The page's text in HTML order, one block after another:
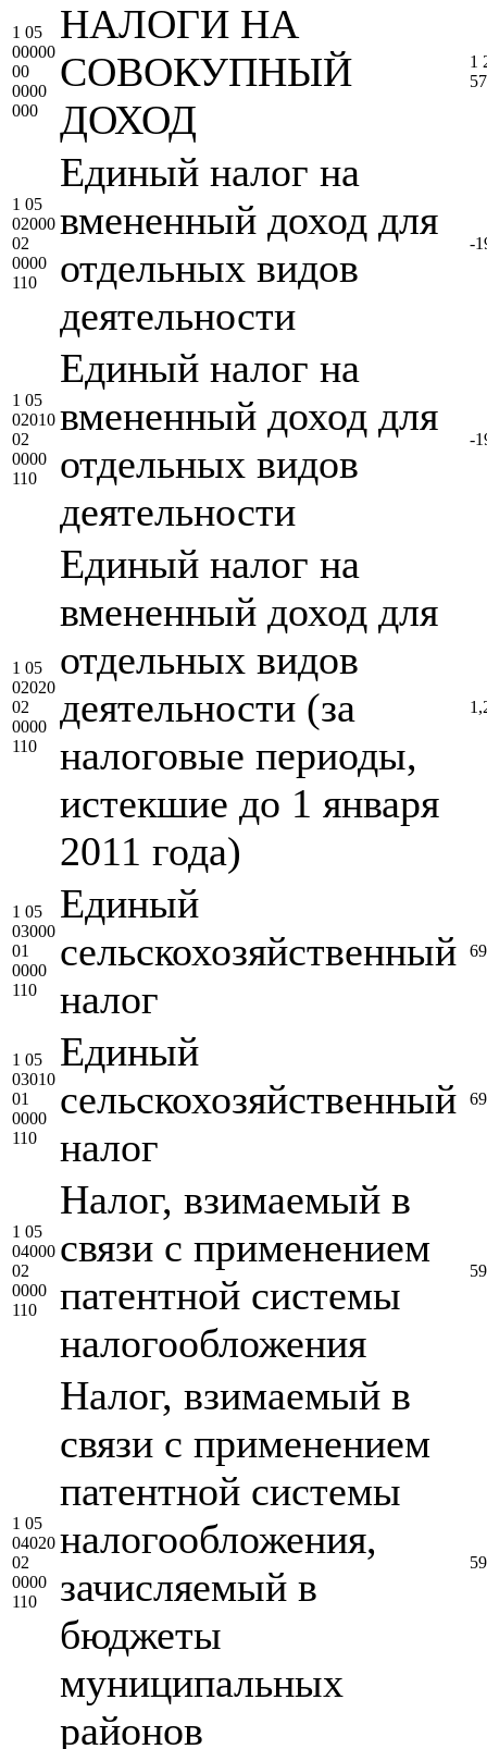
1 05
00000
00
0000
000
НАЛОГИ НА
СОВОКУПНЫЙ
ДОХОД
1
1 05
02000
02
0000
110
Единый налог на
вмененный доход для
отдельных видов
деятельности
-
1 05
02010
02
0000
110
Единый налог на
вмененный доход для
отдельных видов
деятельности
-
1 05
02020
02
0000
110
Единый налог на
вмененный доход для
отдельных видов
деятельности (за
налоговые периоды,
истекшие до 1 января
2011 года)
1 05
03000
01
0000
110
Единый
сельскохозяйственный
налог
1 05
03010
01
0000
110
Единый
сельскохозяйственный
налог
1 05
04000
02
0000
110
Налог, взимаемый в
связи с применением
патентной системы
налогообложения
1 05
04020
02
0000
110
Налог, взимаемый в
связи с применением
патентной системы
налогообложения,
зачисляемый в
бюджеты
муниципальных
районов